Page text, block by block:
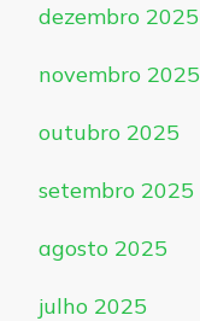
dezembro 2025
novembro 2025
outubro 2025
setembro 2025
agosto 2025
julho 2025